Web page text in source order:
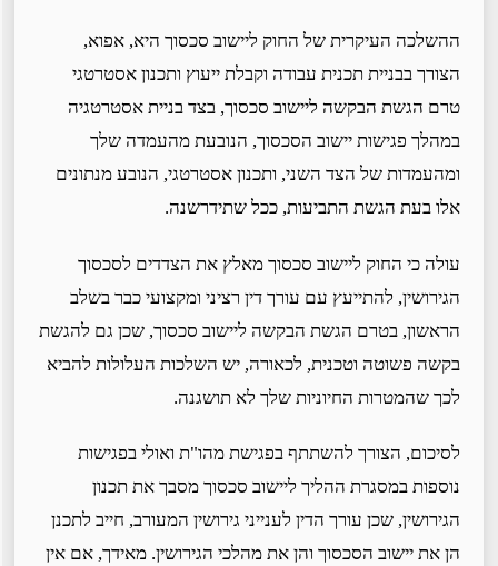
ההשלכה העיקרית של החוק ליישוב סכסוך היא, אפוא,
הצורך בבניית תכנית עבודה וקבלת ייעוץ ותכנון אסטרטגי
טרם הגשת הבקשה ליישוב סכסוך, בצד בניית אסטרטגיה
במהלך פגישות יישוב הסכסוך, הנובעת מהעמדה שלך
ומהעמדות של הצד השני, ותכנון אסטרטגי, הנובע מנתונים
אלו בעת הגשת התביעות, ככל שתידרשנה.
עולה כי החוק ליישוב סכסוך מאלץ את הצדדים לסכסוך
הגירושין, להתייעץ עם עורך דין רציני ומקצועי כבר בשלב
הראשון, בטרם הגשת הבקשה ליישוב סכסוך, שכן גם להגשת
בקשה פשוטה וטכנית, לכאורה, יש השלכות העלולות להביא
לכך שהמטרות החיוניות שלך לא תושגנה.
לסיכום, הצורך להשתתף בפגישת מהו"ת ואולי בפגישות
נוספות במסגרת ההליך ליישוב סכסוך מסבך את תכנון
הגירושין, שכן עורך הדין לענייני גירושין המעורב, חייב לתכנן
הן את יישוב הסכסוך והן את מהלכי הגירושין. מאידך, אם אין